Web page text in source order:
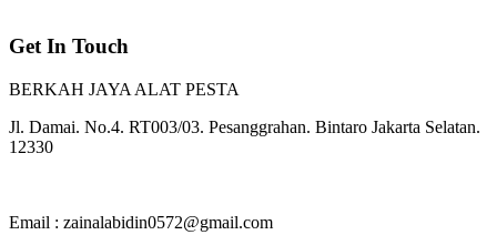
Get In Touch
BERKAH JAYA ALAT PESTA
Jl. Damai. No.4. RT003/03. Pesanggrahan. Bintaro Jakarta Selatan.
12330
Email : zainalabidin0572@gmail.com